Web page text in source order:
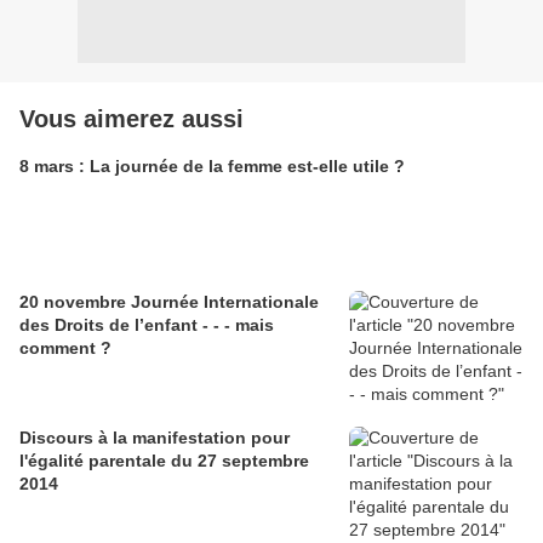
Vous aimerez aussi
8 mars : La journée de la femme est-elle utile ?
20 novembre Journée Internationale
des Droits de l’enfant - - - mais
comment ?
Discours à la manifestation pour
l'égalité parentale du 27 septembre
2014